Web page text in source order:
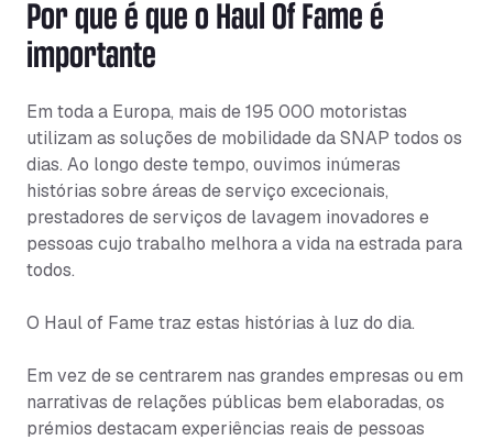
Por que é que o Haul Of Fame é
importante
Em toda a Europa, mais de 195 000 motoristas
utilizam as soluções de mobilidade da SNAP todos os
dias. Ao longo deste tempo, ouvimos inúmeras
histórias sobre áreas de serviço excecionais,
prestadores de serviços de lavagem inovadores e
pessoas cujo trabalho melhora a vida na estrada para
todos.
O Haul of Fame traz estas histórias à luz do dia.
Em vez de se centrarem nas grandes empresas ou em
narrativas de relações públicas bem elaboradas, os
prémios destacam experiências reais de pessoas